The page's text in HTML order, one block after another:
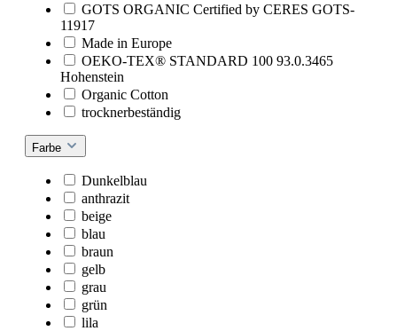
GOTS ORGANIC Certified by CERES GOTS-
11917
Made in Europe
OEKO-TEX® STANDARD 100 93.0.3465
Hohenstein
Organic Cotton
trocknerbeständig
Farbe
Dunkelblau
anthrazit
beige
blau
braun
gelb
grau
grün
lila